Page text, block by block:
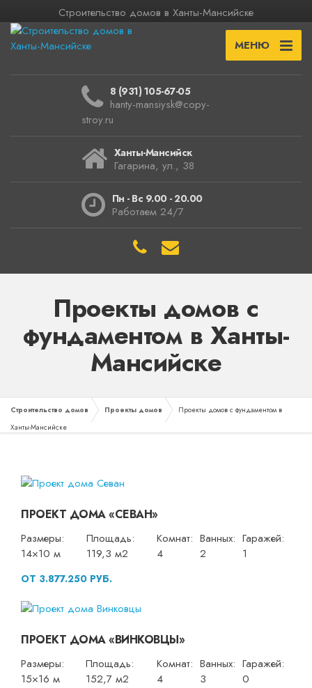
Строительство домов в Ханты-Мансийске
МЕНЮ
8 (931) 105-67-05
hanty-mansiysk@copy-
stroy.ru
Ханты-Мансийск
Гагарина, ул., 38
Пн - Вс 9.00 - 20.00
Работаем 24/7
Проекты домов с
фундаментом в Ханты-
Мансийске
Строительство домов Проекты домов
Проекты домов с фундаментом в
Ханты-Мансийске
ПРОЕКТ ДОМА «СЕВАН»
Размеры:
14×10 м
Площадь:
119,3 м2
Комнат:
4
Ванных:
2
Гаражей:
1
ОТ 3.877.250 РУБ.
ПРОЕКТ ДОМА «ВИНКОВЦЫ»
Размеры:
15×16 м
Площадь:
152,7 м2
Комнат:
4
Ванных:
3
Гаражей:
0